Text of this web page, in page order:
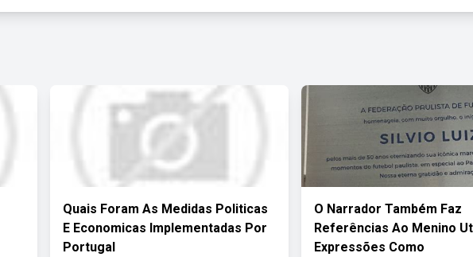
Quais Foram As Medidas Politicas
E Economicas Implementadas Por
Portugal
O Narrador Também Faz
Referências Ao Menino
Expressões Como